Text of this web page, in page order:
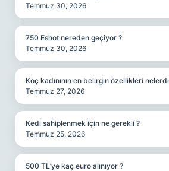
Temmuz 30, 2026
750 Eshot nereden geçiyor ?
Temmuz 30, 2026
Koç kadınının en belirgin özellikleri
Temmuz 27, 2026
Kedi sahiplenmek için ne gerekli ?
Temmuz 25, 2026
500 TL’ye kaç euro alınıyor ?